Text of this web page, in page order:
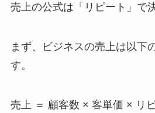
売上の公式は「リピート」で
まず、ビジネスの売上は以下
す。
売上 ＝ 顧客数 × 客単価 × リ